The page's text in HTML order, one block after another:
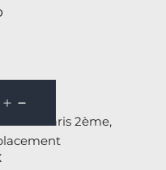
: Paris 2ème,